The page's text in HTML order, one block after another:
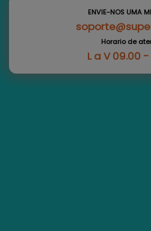
ENVIE-NOS UMA
Horario de
L a V 09.00 -